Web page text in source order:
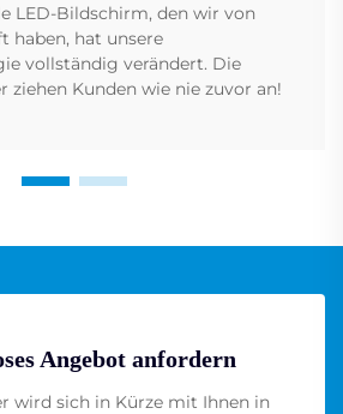
LED-Bildschirm, den wir von
haben, hat unsere
vollständig verändert. Die
ziehen Kunden wie nie zuvor an!
Angebot anfordern
wird sich in Kürze mit Ihnen in